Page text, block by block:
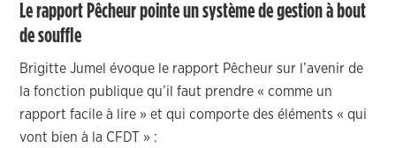
Le rapport Pêcheur pointe un système de gestion à bout
de souffle
Brigitte Jumel évoque le rapport Pêcheur sur l’avenir de
la fonction publique qu’il faut prendre « comme un
rapport facile à lire » et qui comporte des éléments « qui
vont bien à la CFDT » :